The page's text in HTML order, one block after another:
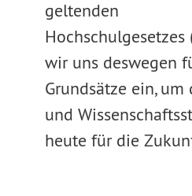
geltenden
Hochschulgesetzes
wir uns deswegen
Grundsätze ein,
und
heute für die